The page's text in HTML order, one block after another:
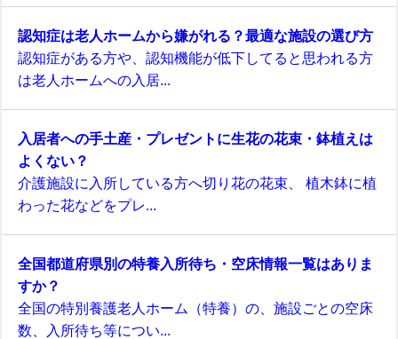
認知症は老人ホームから嫌がれる？最適な施設の選び方
認知症がある方や、認知機能が低下してると思われる方
は老人ホームへの入居...
入居者への手土産・プレゼントに生花の花束・鉢植えは
よくない？
介護施設に入所している方へ切り花の花束、 植木鉢に植
わった花などをプレ...
全国都道府県別の特養入所待ち・空床情報一覧はありま
すか？
全国の特別養護老人ホーム（特養）の、施設ごとの空床
数、入所待ち等につい...